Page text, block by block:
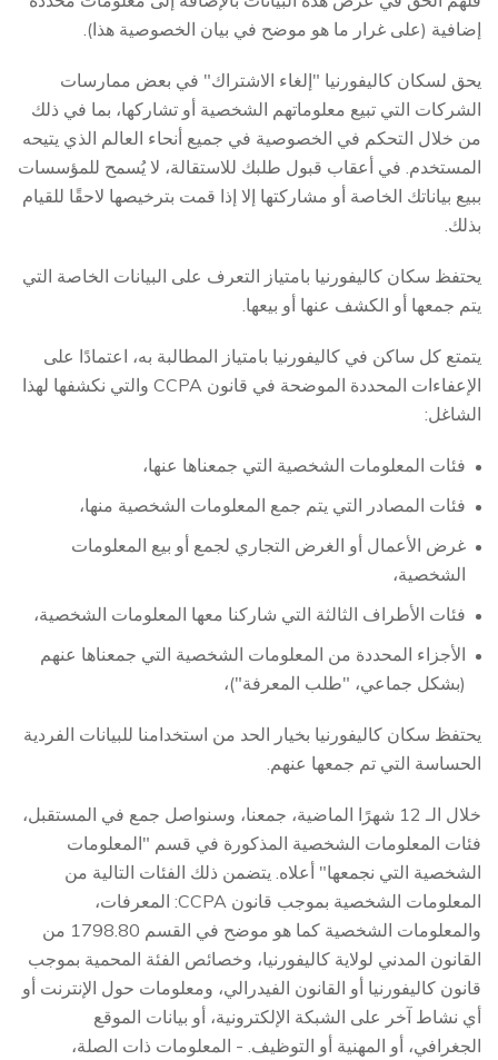
إضافية (على غرار ما هو موضح في بيان الخصوصية هذا).
يحق لسكان كاليفورنيا "إلغاء الاشتراك" في بعض ممارسات
الشركات التي تبيع معلوماتهم الشخصية أو تشاركها، بما في ذلك
من خلال التحكم في الخصوصية في جميع أنحاء العالم الذي يتيحه
المستخدم. في أعقاب قبول طلبك للاستقالة، لا يُسمح للمؤسسات
ببيع بياناتك الخاصة أو مشاركتها إلا إذا قمت بترخيصها لاحقًا للقيام
بذلك.
يحتفظ سكان كاليفورنيا بامتياز التعرف على البيانات الخاصة التي
يتم جمعها أو الكشف عنها أو بيعها.
يتمتع كل ساكن في كاليفورنيا بامتياز المطالبة به، اعتمادًا على
الإعفاءات المحددة الموضحة في قانون CCPA والتي نكشفها لهذا
الشاغل:
فئات المعلومات الشخصية التي جمعناها عنها،
فئات المصادر التي يتم جمع المعلومات الشخصية منها،
غرض الأعمال أو الغرض التجاري لجمع أو بيع المعلومات
الشخصية،
فئات الأطراف الثالثة التي شاركنا معها المعلومات الشخصية،
الأجزاء المحددة من المعلومات الشخصية التي جمعناها عنهم
(بشكل جماعي، "طلب المعرفة")،
يحتفظ سكان كاليفورنيا بخيار الحد من استخدامنا للبيانات الفردية
الحساسة التي تم جمعها عنهم.
خلال الـ 12 شهرًا الماضية، جمعنا، وسنواصل جمع في المستقبل،
فئات المعلومات الشخصية المذكورة في قسم "المعلومات
الشخصية التي نجمعها" أعلاه. يتضمن ذلك الفئات التالية من
المعلومات الشخصية بموجب قانون CCPA: المعرفات،
والمعلومات الشخصية كما هو موضح في القسم 1798.80 من
القانون المدني لولاية كاليفورنيا، وخصائص الفئة المحمية بموجب
قانون كاليفورنيا أو القانون الفيدرالي، ومعلومات حول الإنترنت أو
أي نشاط آخر على الشبكة الإلكترونية، أو بيانات الموقع
الجغرافي، أو المهنية أو التوظيف. - المعلومات ذات الصلة،